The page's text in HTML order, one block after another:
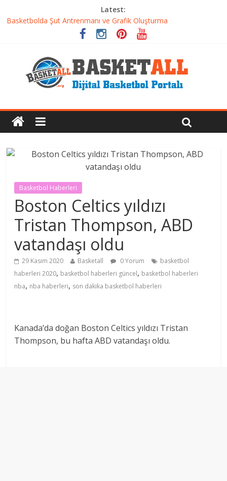
Latest:
Basketbolcu Beslenmesi: Performansı Artıran Bilimsel
Basketbolda Şut Antrenmanı ve Grafik Oluşturma
Dünyanın En İyi Basketbol Takımı: Gerçek Şampiyon Kim?
Etkili Basketbol Antrenmanı Nasıl Olmalı
Basketbol Haberleri
Boston Celtics yıldızı
Tristan Thompson, ABD
vatandaşı oldu
29 Kasım 2020 Basketall 0 Yorum
basketbol
haberleri 2020, basketbol haberleri güncel, basketbol haberleri
nba, nba haberleri, son dakika basketbol haberleri
Kanada’da doğan Boston Celtics yıldızı Tristan
Thompson, bu hafta ABD vatandaşı oldu.